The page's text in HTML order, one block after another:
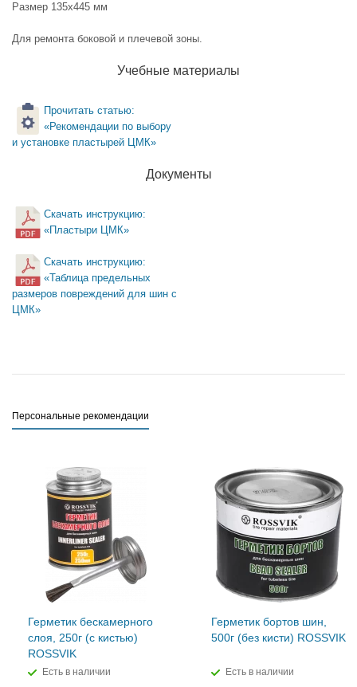
Размер 135х445 мм
Для ремонта боковой и плечевой зоны.
Учебные материалы
Прочитать статью:
«Рекомендации по выбору
и установке пластырей ЦМК»
Документы
Скачать инструкцию:
«Пластыри ЦМК»
Скачать инструкцию:
«Таблица предельных
размеров повреждений для шин с
ЦМК»
Персональные рекомендации
Герметик бескамерного
слоя, 250г (с кистью)
ROSSVIK
Есть в наличии
Герметик бортов шин,
500г (без кисти) ROSSVIK
Есть в наличии